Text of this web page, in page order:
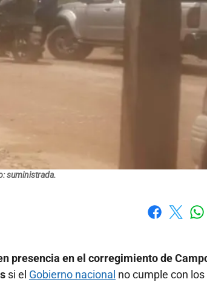
suministrada.
presencia en el corregimiento de
si el Gobierno nacional no cumple con los